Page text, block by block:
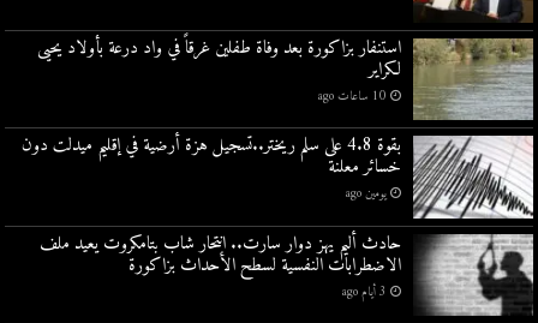
استنفار بزاكورة بعد وفاة طفلين غرقاً في واد درعة بأولاد يحيى
لكراير
10 ساعات ago
بقوة 4.8 على سلم ريختر..تسجيل هزة أرضية في إقليم ميدلت دون
خسائر معلنة
يومين ago
حادث أليم يهز دوار سارت.. انتحار شاب بتامكروت يعيد ملف
الاضطرابات النفسية لسطح الأحداث بزاكورة
3 أيام ago